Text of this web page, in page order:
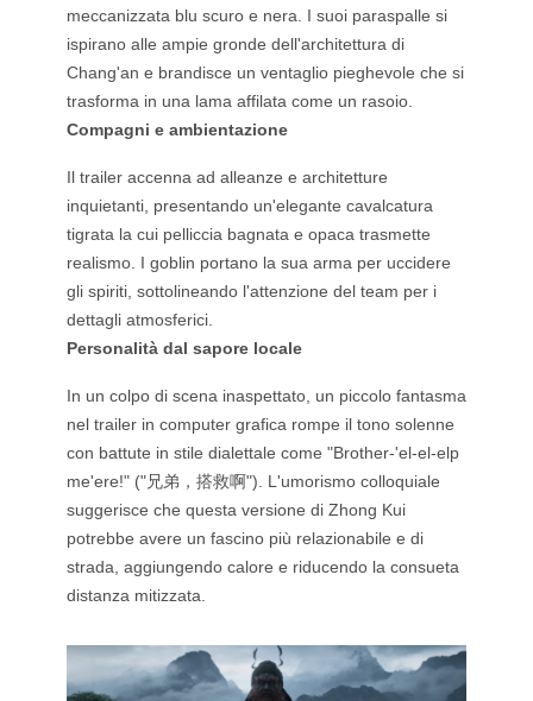
meccanizzata blu scuro e nera. I suoi paraspalle si
ispirano alle ampie gronde dell'architettura di
Chang'an e brandisce un ventaglio pieghevole che si
trasforma in una lama affilata come un rasoio.
Compagni e ambientazione
Il trailer accenna ad alleanze e architetture
inquietanti, presentando un'elegante cavalcatura
tigrata la cui pelliccia bagnata e opaca trasmette
realismo. I goblin portano la sua arma per uccidere
gli spiriti, sottolineando l'attenzione del team per i
dettagli atmosferici.
Personalità dal sapore locale
In un colpo di scena inaspettato, un piccolo fantasma
nel trailer in computer grafica rompe il tono solenne
con battute in stile dialettale come "Brother-'el-el-elp
me'ere!" ("兄弟，搭救啊"). L'umorismo colloquiale
suggerisce che questa versione di Zhong Kui
potrebbe avere un fascino più relazionabile e di
strada, aggiungendo calore e riducendo la consueta
distanza mitizzata.